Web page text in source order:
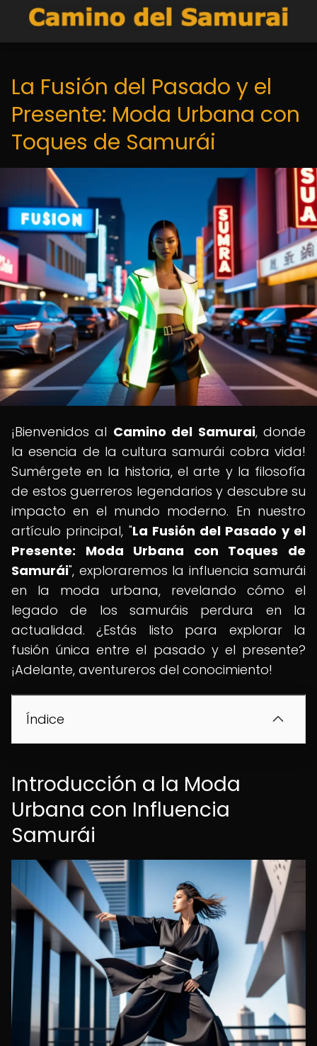
La Fusión del Pasado y el
Presente: Moda Urbana con
Toques de Samurái
¡Bienvenidos al Camino del Samurai, donde
la esencia de la cultura samurái cobra vida!
Sumérgete en la historia, el arte y la filosofía
de estos guerreros legendarios y descubre su
impacto en el mundo moderno. En nuestro
artículo principal, "La Fusión del Pasado y el
Presente: Moda Urbana con Toques de
Samurái", exploraremos la influencia samurái
en la moda urbana, revelando cómo el
legado de los samuráis perdura en la
actualidad. ¿Estás listo para explorar la
fusión única entre el pasado y el presente?
¡Adelante, aventureros del conocimiento!
Índice
Introducción a la Moda
Urbana con Influencia
Samurái